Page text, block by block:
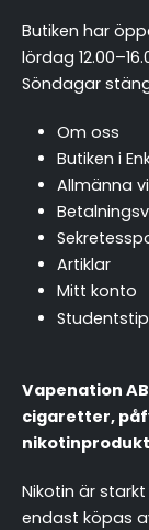
Butiken har
lördag
Söndagar
Om oss
Butiken i
Allmänna
Artiklar
Mitt konto
Vapenation
cigaretter,
Nikotin är
endast köpas